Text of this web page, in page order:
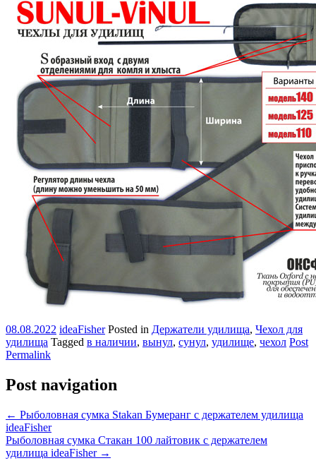
08.08.2022 ideaFisher Posted in Держатели удилища, Чехол для
удилища Tagged в наличии, вынул, сунул, удилище, чехол Post
Permalink
Post navigation
← Рыболовная сумка Stakan Бумеранг с держателем удилища
ideaFisher
Рыболовная сумка Стакан 100 лайтовик с держателем
удилища ideaFisher →